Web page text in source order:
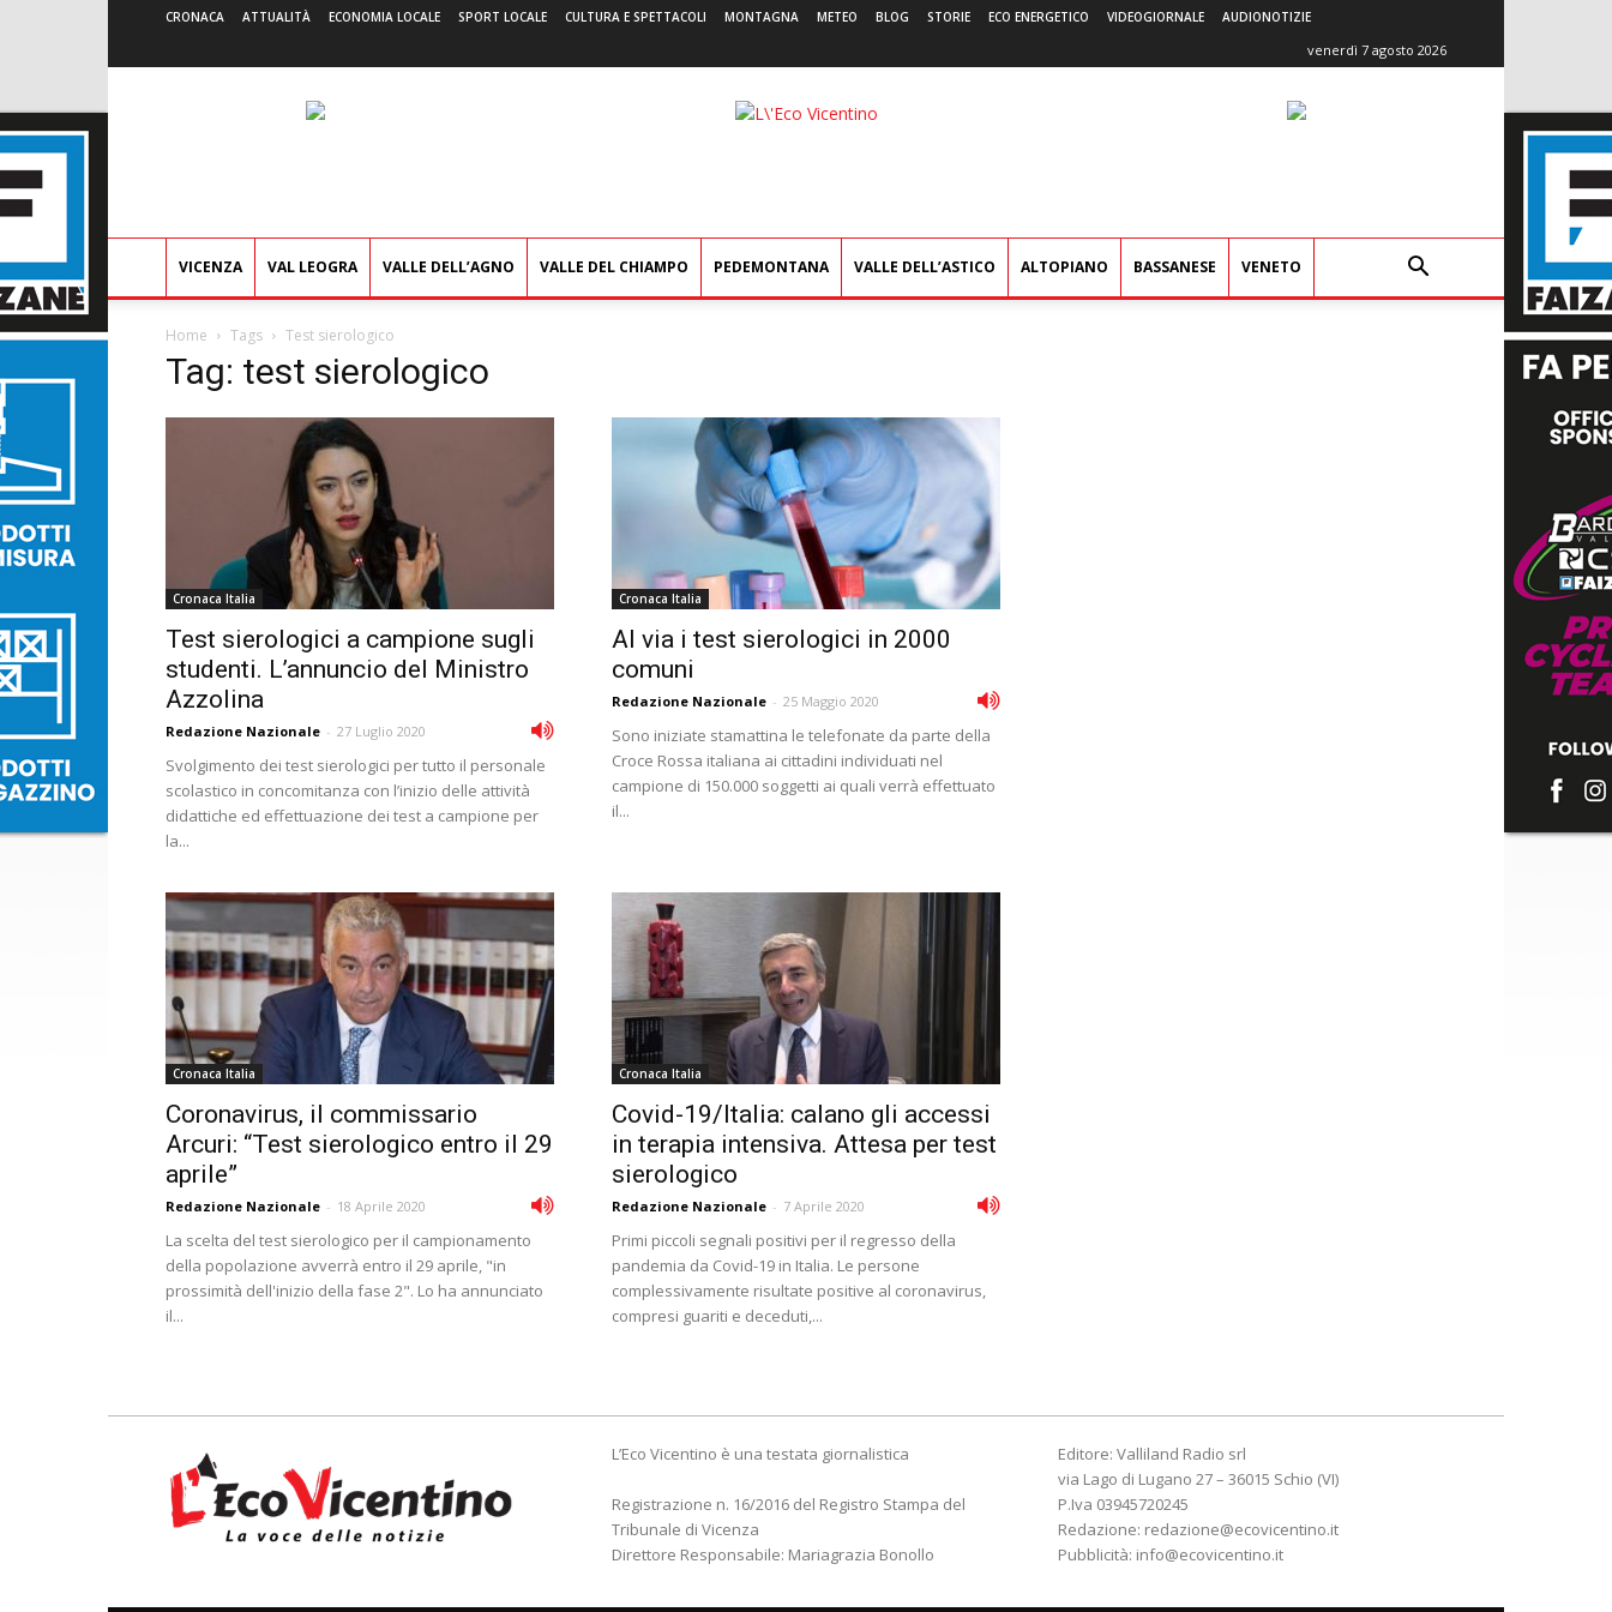
CRONACA ATTUALITÀ ECONOMIA LOCALE SPORT LOCALE CULTURA E SPETTACOLI MONTAGNA METEO BLOG STORIE ECO ENERGETICO VIDEOGIORNALE AUDIONOTIZIE
venerdì 7 agosto 2026
L'Eco
VICENZA VAL LEOGRA VALLE DELL’AGNO VALLE DEL CHIAMPO PEDEMONTANA VALLE DELL’ASTICO ALTOPIANO BASSANESE VENETO
Home Tags Test sierologico
Tag: test sierologico
Cronaca Italia
Test sierologici a campione sugli
studenti. L’annuncio del Ministro
Azzolina
Redazione Nazionale - 27 Luglio 2020
Svolgimento dei test sierologici per tutto il personale
scolastico in concomitanza con l’inizio delle attività
didattiche ed effettuazione dei test a campione per
la...
Cronaca Italia
Al via i test sierologici in 2000
comuni
Redazione Nazionale - 25 Maggio 2020
Sono iniziate stamattina le telefonate da parte della
Croce Rossa italiana ai cittadini individuati nel
campione di 150.000 soggetti ai quali verrà effettuato
il...
Cronaca Italia
Coronavirus, il commissario
Arcuri: “Test sierologico entro il 29
aprile”
Redazione Nazionale - 18 Aprile 2020
La scelta del test sierologico per il campionamento
della popolazione avverrà entro il 29 aprile, "in
prossimità dell'inizio della fase 2". Lo ha annunciato
il...
Cronaca Italia
Covid-19/Italia: calano gli accessi
in terapia intensiva. Attesa per test
sierologico
Redazione Nazionale - 7 Aprile 2020
Primi piccoli segnali positivi per il regresso della
pandemia da Covid-19 in Italia. Le persone
complessivamente risultate positive al coronavirus,
compresi guariti e deceduti,...
L’Eco Vicentino è una testata giornalistica
Registrazione n. 16/2016 del Registro Stampa del
Tribunale di Vicenza
Direttore Responsabile: Mariagrazia Bonollo
Editore: Valliland Radio srl
via Lago di Lugano 27 – 36015 Schio (VI)
P.Iva 03945720245
Redazione: redazione@ecovicentino.it
Pubblicità: info@ecovicentino.it